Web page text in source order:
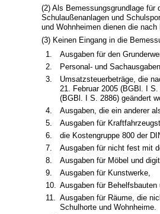
(2) Als Bemessungsgrundlage für
Schulaußenanlagen und
und Wohnheimen dienen die
(3) Keinen Eingang in die
1.
Ausgaben für den
2.
Personal- und
3.
Umsatzsteuerbeträge, die
21. Februar 2005 (BGBl. I
(BGBl. I S. 2886) geändert
4.
Ausgaben, die ein anderer
5.
Ausgaben für
6.
die Kostengruppe 800 der
7.
Ausgaben für nicht fest mit
8.
Ausgaben für Möbel und
9.
Ausgaben für Kunstwerke,
10. Ausgaben für
11. Ausgaben für Räume, die
Schulhorte und Wohnheime.